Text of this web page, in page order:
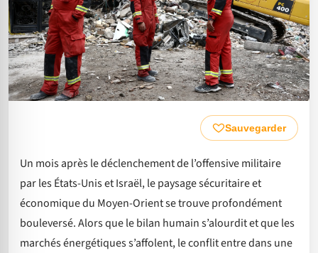
Sauvegarder
Un mois après le déclenchement de l’offensive militaire
par les États-Unis et Israël, le paysage sécuritaire et
économique du Moyen-Orient se trouve profondément
bouleversé. Alors que le bilan humain s’alourdit et que les
marchés énergétiques s’affolent, le conflit entre dans une